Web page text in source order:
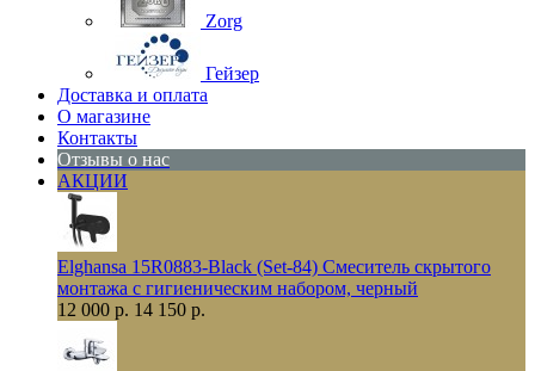
Zorg
Гейзер
Доставка и оплата
О магазине
Контакты
Отзывы о нас
АКЦИИ
Elghansa 15R0883-Black (Set-84) Смеситель скрытого
монтажа с гигиеническим набором, черный
12 000 р. 14 150 р.